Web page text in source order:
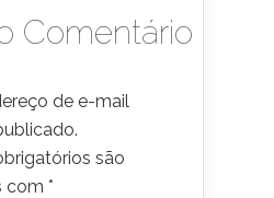
Comentário
de e-mail
são
com *